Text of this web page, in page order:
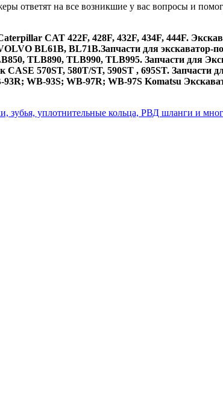
ответят на все возникшие у вас вопросы и
CAT 422F, 428F, 432F, 434F, 444F.
BL61B, BL71B.Запчасти для экскаватор-
TLB890, TLB990, TLB995. Запчасти для
570ST, 580T/ST, 590ST , 695ST. Запчасти
WB-93S; WB-97R; WB-97S Komatsu
зубья, уплотнительные кольца, РВД шланги и